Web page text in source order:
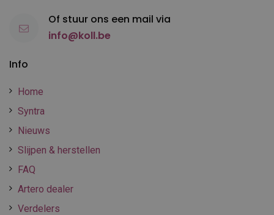
Info
Home
Syntra
Nieuws
Slijpen & herstellen
FAQ
Artero dealer
Verdelers
Of stuur ons een mail via
info@koll.be